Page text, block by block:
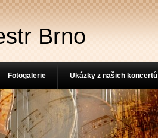
Brno
Fotogalerie Ukázky z našich koncertů